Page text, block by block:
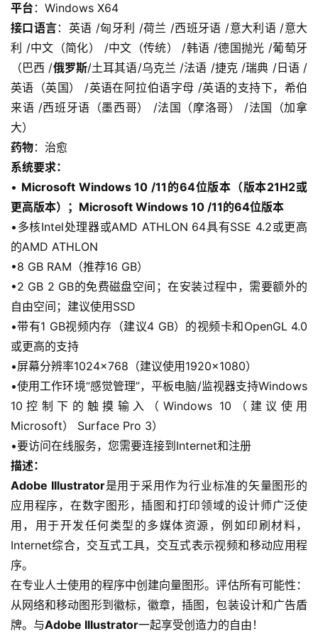
平台 ：Windows X64
接口语言：英语 /匈牙利 /荷兰 /西班牙语 /意大利语 /意大
利 /中文（简化） /中文（传统） /韩语 /德国抛光 /葡萄牙
（巴西 /俄罗斯/土耳其语/乌克兰 /法语 /捷克 /瑞典 /日语 /
英语（英国） /英语在阿拉伯语字母 /英语的支持下，希伯
来语 /西班牙语（墨西哥） /法国（摩洛哥） /法国（加拿
大）
药物：治愈
系统要求：
• Microsoft Windows 10 /11的64位版本（版本21H2或
更高版本）；Microsoft Windows 10 /11的64位版本
•多核Intel处理器或AMD ATHLON 64具有SSE 4.2或更高
的AMD ATHLON
•8 GB RAM（推荐16 GB）
•2 GB 2 GB的免费磁盘空间；在安装过程中，需要额外的
自由空间；建议使用SSD
•带有1 GB视频内存（建议4 GB）的视频卡和OpenGL 4.0
或更高的支持
•屏幕分辨率1024×768（建议使用1920×1080）
•使用工作环境“感觉管理”，平板电脑/监视器支持Windows
10控制下的触摸输入（Windows 10（建议使用
Microsoft） Surface Pro 3）
•要访问在线服务，您需要连接到Internet和注册
描述：
Adobe Illustrator是用于采用作为行业标准的矢量图形的
应用程序，在数字图形，插图和打印领域的设计师广泛使
用，用于开发任何类型的多媒体资源，例如印刷材料，
Internet综合，交互式工具，交互式表示视频和移动应用程
序。
在专业人士使用的程序中创建向量图形。评估所有可能性：
从网络和移动图形到徽标，徽章，插图，包装设计和广告盾
牌。与Adobe Illustrator一起享受创造力的自由！